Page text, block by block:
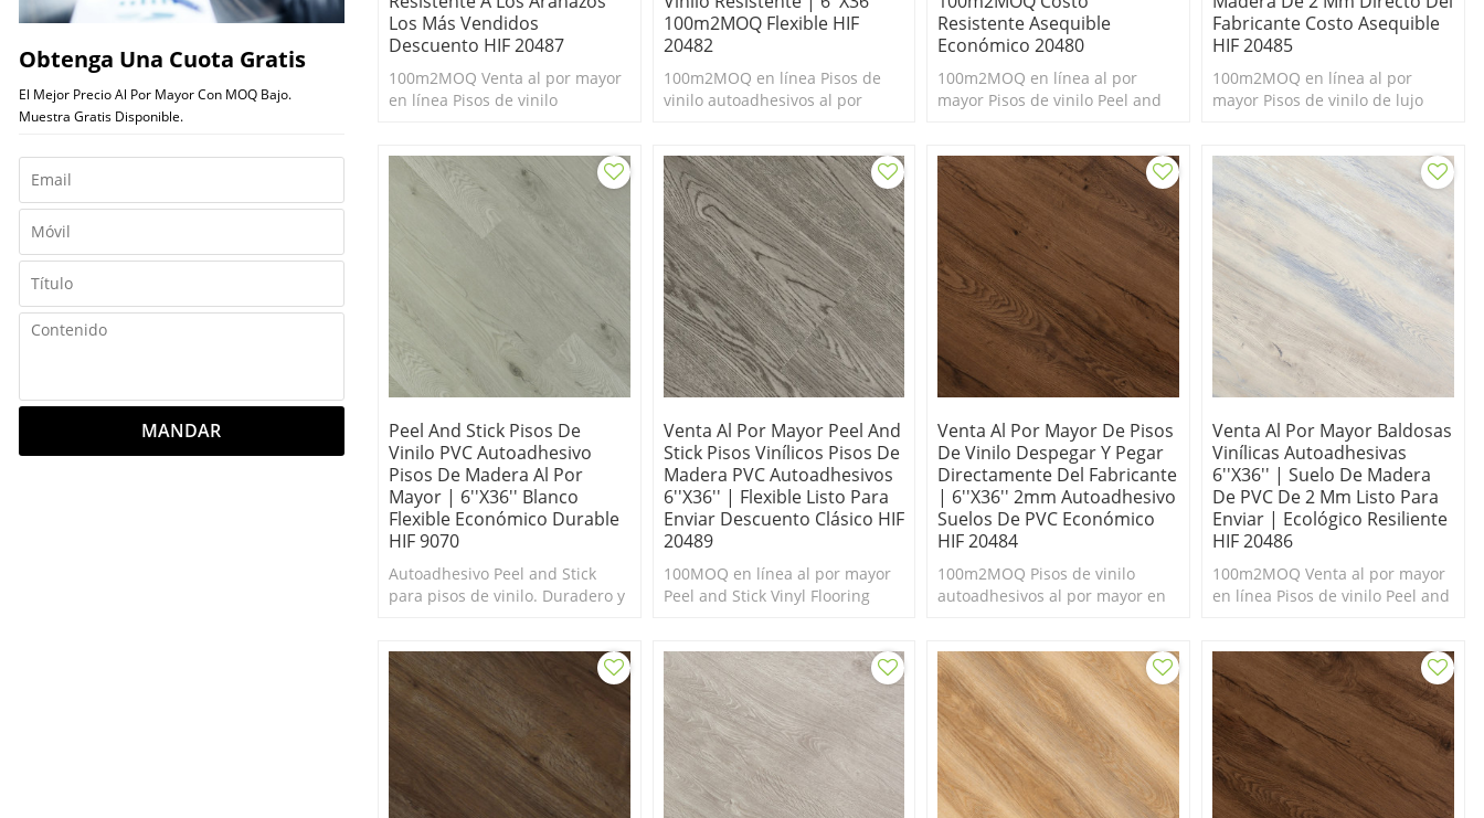
Obtenga Una Cuota Gratis
El Mejor Precio Al Por Mayor Con MOQ Bajo.
Muestra Gratis Disponible.
MANDAR
Los Más Vendidos
Descuento HIF 20487
100m2MOQ Venta al por mayor
en línea Pisos de vinilo
100m2MOQ Flexible HIF
20482
100m2MOQ en línea Pisos de
vinilo autoadhesivos al por
Resistente Asequible
Económico 20480
100m2MOQ en línea al por
mayor Pisos de vinilo Peel and
autoadhesivos baratos.
Fabricante Costo Asequible
HIF 20485
100m2MOQ en línea al por
mayor Pisos de vinilo de lujo
Peel And Stick Pisos De
Vinilo PVC Autoadhesivo
Pisos De Madera Al Por
Mayor | 6''x36'' Blanco
Flexible Económico Durable
HIF 9070
Autoadhesivo Peel and Stick
para pisos de vinilo. Duradero y
Venta Al Por Mayor Peel And
Stick Pisos Vinílicos Pisos De
Madera PVC Autoadhesivos
6''x36'' | Flexible Listo Para
Enviar Descuento Clásico HIF
20489
100MOQ en línea al por mayor
Peel and Stick Vinyl Flooring
Venta Al Por Mayor De Pisos
De Vinilo Despegar Y Pegar
Directamente Del Fabricante
| 6''x36'' 2mm Autoadhesivo
Suelos De PVC Económico
HIF 20484
100m2MOQ Pisos de vinilo
autoadhesivos al por mayor en
Venta Al Por Mayor Baldosas
Vinílicas Autoadhesivas
6''x36'' | Suelo De Madera
De PVC De 2 Mm Listo Para
Enviar | Ecológico Resiliente
HIF 20486
100m2MOQ Venta al por mayor
en línea Pisos de vinilo Peel and